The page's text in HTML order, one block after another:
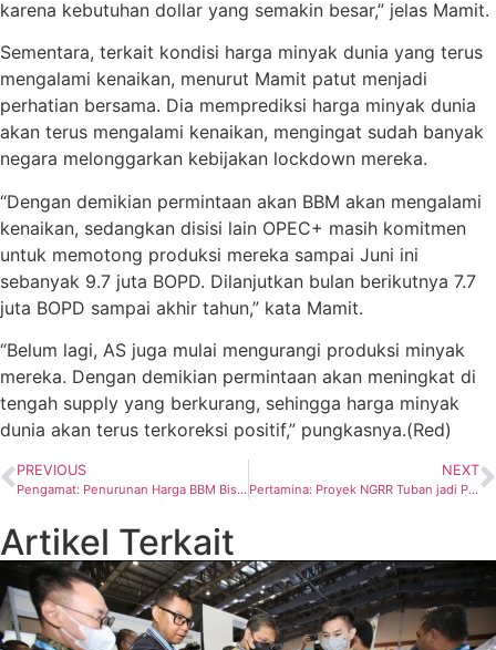
karena kebutuhan dollar yang semakin besar,” jelas Mamit.
Sementara, terkait kondisi harga minyak dunia yang terus
mengalami kenaikan, menurut Mamit patut menjadi
perhatian bersama. Dia memprediksi harga minyak dunia
akan terus mengalami kenaikan, mengingat sudah banyak
negara melonggarkan kebijakan lockdown mereka.
“Dengan demikian permintaan akan BBM akan mengalami
kenaikan, sedangkan disisi lain OPEC+ masih komitmen
untuk memotong produksi mereka sampai Juni ini
sebanyak 9.7 juta BOPD. Dilanjutkan bulan berikutnya 7.7
juta BOPD sampai akhir tahun,” kata Mamit.
“Belum lagi, AS juga mulai mengurangi produksi minyak
mereka. Dengan demikian permintaan akan meningkat di
tengah supply yang berkurang, sehingga harga minyak
dunia akan terus terkoreksi positif,” pungkasnya.(Red)
PREVIOUS
Pengamat: Penurunan Harga BBM Bisa Picu Pengangguran
NEXT
Pertamina: Proyek NGRR Tuban jadi Prioritas Segera Diselesaikan
Artikel Terkait